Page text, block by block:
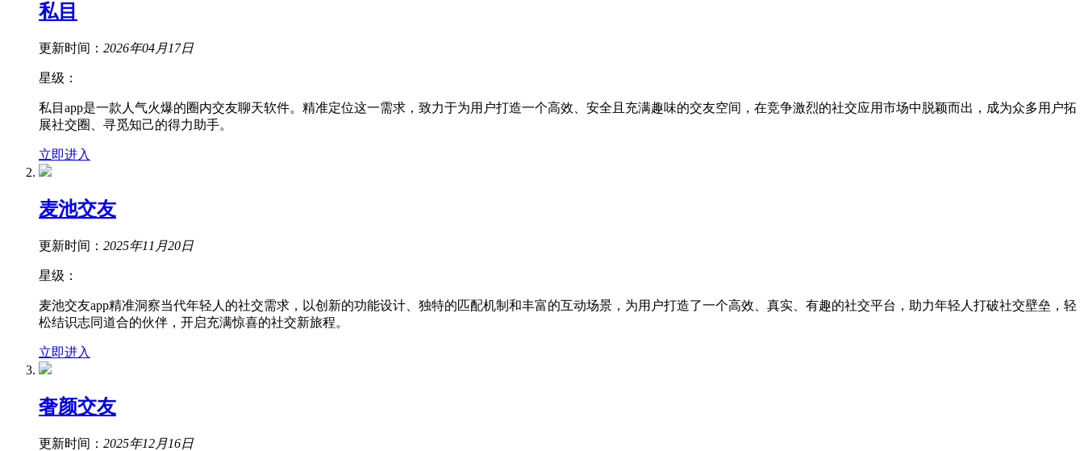
私目
更新时间： 2026年04月17日
星级：
私目app是一款人气火爆的圈内交友聊天软件。精准定位这一需求，致力于为用户打造一个高效、安全且充满趣味的交友空间，在竞争激烈的社交应用市场中脱颖而出，成为众多用户拓
展社交圈、寻觅知己的得力助手。
立即进入
麦池交友
更新时间： 2025年11月20日
星级：
麦池交友app精准洞察当代年轻人的社交需求，以创新的功能设计、独特的匹配机制和丰富的互动场景，为用户打造了一个高效、真实、有趣的社交平台，助力年轻人打破社交壁垒，轻
松结识志同道合的伙伴，开启充满惊喜的社交新旅程。
立即进入
奢颜交友
更新时间： 2025年12月16日